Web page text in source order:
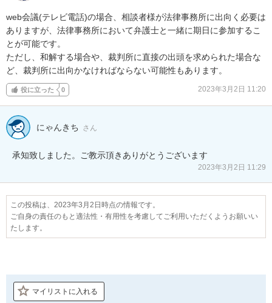
web会議(テレビ電話)の場合、相談者様が法律事務所に出向く必要は
ありますが、法律事務所において弁護士と一緒に期日に参加するこ
とが可能です。
ただし、和解する場合や、裁判所に直接の出頭を求められた場合な
ど、裁判所に出向かなければならない可能性もあります。
役に立った 0 2023年3月2日 11:20
にゃんきち さん
承知致しました。ご教示頂きありがとうございます
2023年3月2日 11:29
この投稿は、2023年3月2日時点の情報です。
ご自身の責任のもと適法性・有用性を考慮してご利用いただくようお願いい
たします。
マイリストに入れる